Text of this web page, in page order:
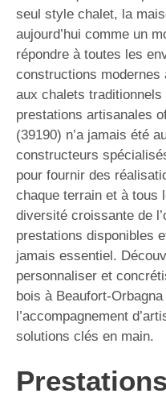
seul style chalet, la
aujourd’hui comme un
répondre à toutes les
constructions modernes
aux chalets
prestations artisanales
(39190) n’a jamais été
constructeurs
pour fournir des
chaque terrain et à tous
diversité croissante de
prestations disponibles
jamais essentiel.
personnaliser et
bois à Beaufort-
l’accompagnement
solutions clés en main.